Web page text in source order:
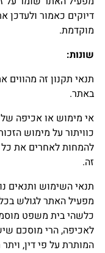
דיוקים כאמור ולעדכן
מוקדמת.
שונות:
תנאי תקנון זה
באתר.
אי מימוש או אכיפה
כוויתור על מימוש
להמחות לאחרים את כל
זה.
תנאי השימוש ותנאים
מפעיל האתר לגולש
כלשהי בית משפט
לאכיפה, הרי מוסכם
המותרת על פי דין,